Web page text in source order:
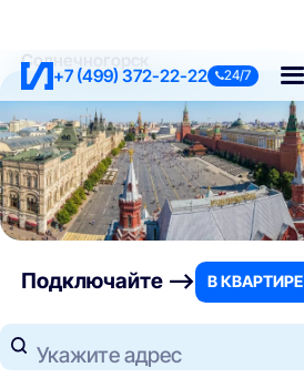
+7 (499) 372-22-22 24/7
Солнечногорск
Подключайте —> В КВАРТИРЕ
Укажите адрес